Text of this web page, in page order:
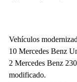
Vehículos
10 Mercedes Benz
2 Mercedes Benz
modificado.